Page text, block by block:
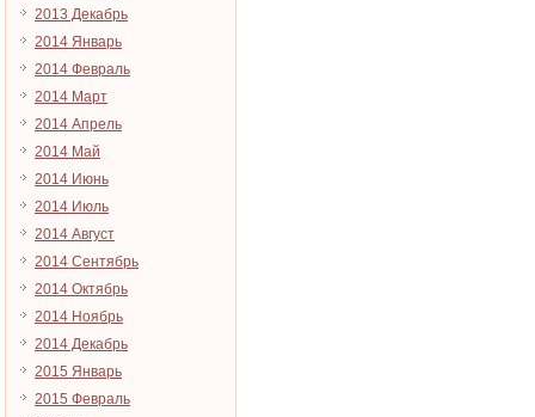
2013 Декабрь
2014 Январь
2014 Февраль
2014 Март
2014 Апрель
2014 Май
2014 Июнь
2014 Июль
2014 Август
2014 Сентябрь
2014 Октябрь
2014 Ноябрь
2014 Декабрь
2015 Январь
2015 Февраль